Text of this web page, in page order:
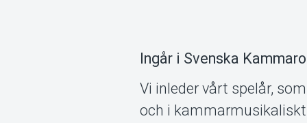
Ingår i Svenska
Vi inleder vårt spelår,
och i